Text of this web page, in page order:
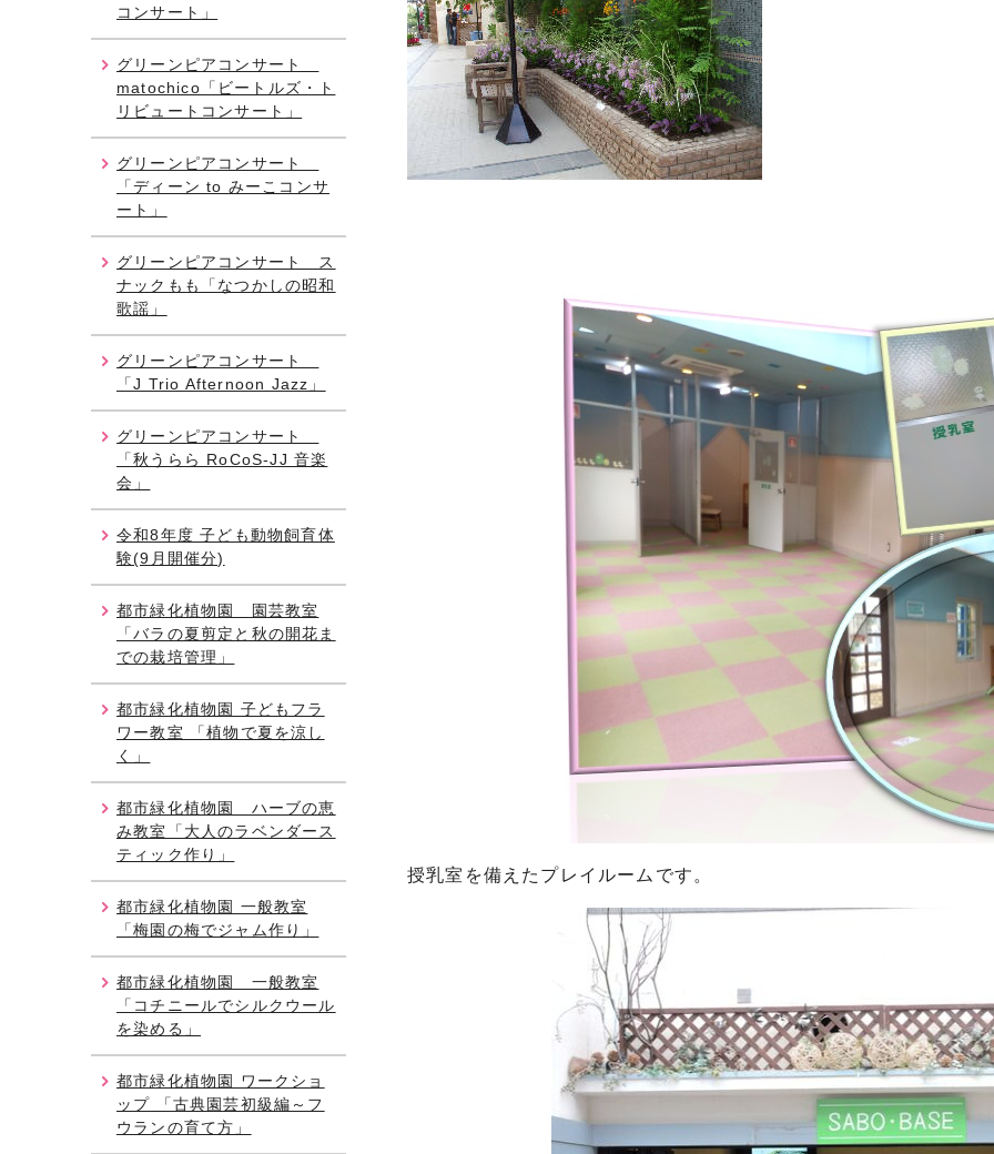
授乳室を備えたプレイルームです。
コンサート」
グリーンピアコンサート
matochico「ビートルズ・ト
リビュートコンサート」
グリーンピアコンサート
「ディーン to みーこコンサ
ート」
グリーンピアコンサート ス
ナックもも「なつかしの昭和
歌謡」
グリーンピアコンサート
「J Trio Afternoon Jazz」
グリーンピアコンサート
「秋うらら RoCoS-JJ 音楽
会」
令和8年度 子ども動物飼育体
験(9月開催分)
都市緑化植物園 園芸教室
「バラの夏剪定と秋の開花ま
での栽培管理」
都市緑化植物園 子どもフラ
ワー教室 「植物で夏を涼し
く」
都市緑化植物園 ハーブの恵
み教室「大人のラベンダース
ティック作り」
都市緑化植物園 一般教室
「梅園の梅でジャム作り」
都市緑化植物園 一般教室
「コチニールでシルクウール
を染める」
都市緑化植物園 ワークショ
ップ 「古典園芸初級編～フ
ウランの育て方」